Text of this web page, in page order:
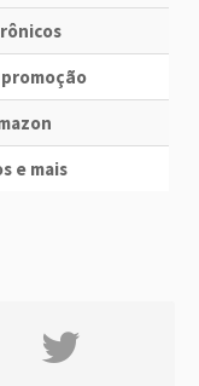
e mais